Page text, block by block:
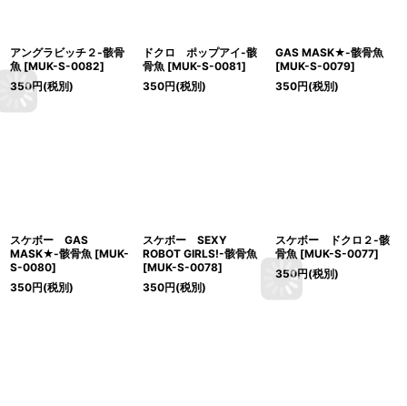
アングラビッチ２-骸骨
魚 [MUK-S-0082]
350円(税別)
ドクロ ポップアイ-骸
骨魚 [MUK-S-0081]
350円(税別)
GAS MASK★-骸骨魚
[MUK-S-0079]
350円(税別)
スケボー GAS
MASK★-骸骨魚 [MUK-
S-0080]
350円(税別)
スケボー SEXY
ROBOT GIRLS!-骸骨魚
[MUK-S-0078]
350円(税別)
スケボー ドクロ２-骸
骨魚 [MUK-S-0077]
350円(税別)